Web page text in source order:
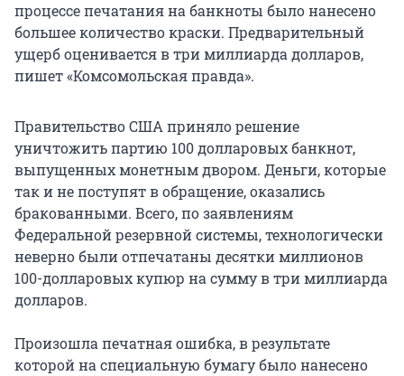
процессе печатания на банкноты было нанесено
большее количество краски. Предварительный
ущерб оценивается в три миллиарда долларов,
пишет «Комсомольская правда».
Правительство США приняло решение
уничтожить партию 100 долларовых банкнот,
выпущенных монетным двором. Деньги, которые
так и не поступят в обращение, оказались
бракованными. Всего, по заявлениям
Федеральной резервной системы, технологически
неверно были отпечатаны десятки миллионов
100-долларовых купюр на сумму в три миллиарда
долларов.
Произошла печатная ошибка, в результате
которой на специальную бумагу было нанесено